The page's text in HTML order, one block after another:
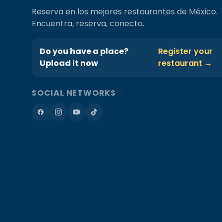
Reserva en los mejores restaurantes de México.
Encuentra, reserva, conecta.
Do you have a place?
Upload it now
Register your
restaurant →
SOCIAL NETWORKS